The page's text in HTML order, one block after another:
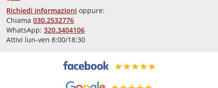
Richiedi informazioni oppure:
Chiama030.2532776
WhatsApp:320.3404106
Attivi lun-ven 8:00/18:30